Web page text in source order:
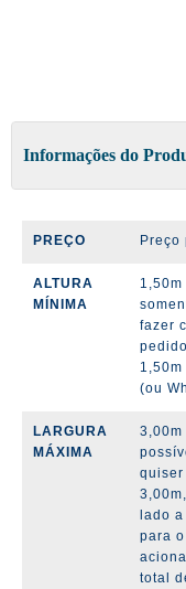
Informações do
PREÇO Preço
ALTURA
MÍNIMA
fazer
(ou
LARGURA
MÁXIMA
quiser
lado
para
total